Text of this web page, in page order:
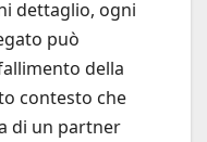
dettaglio, ogni
può
della
contesto che
di un partner